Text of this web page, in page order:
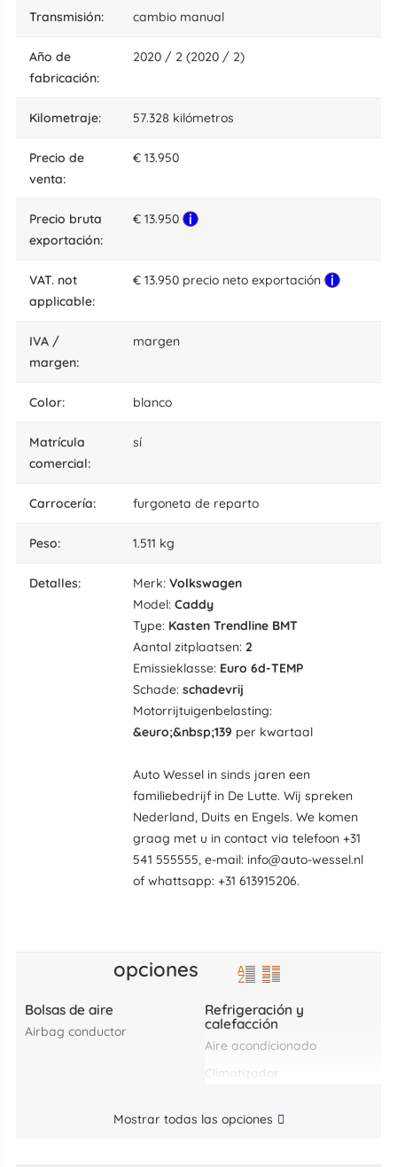
transmisión: cambio manual
año de
fabricación:
2020 / 2 (2020 / 2)
kilometraje: 57.328 kilómetros
precio de
venta:
€ 13.950
precio bruta
exportación:
€ 13.950
VAT. not
applicable:
€ 13.950 precio neto exportación
IVA /
margen:
margen
color: blanco
matrícula
comercial:
sí
carrocería: furgoneta de reparto
peso: 1.511 kg
detalles: Merk: Volkswagen
Model: Caddy
Type: Kasten Trendline BMT
Aantal zitplaatsen: 2
Emissieklasse: Euro 6d-TEMP
Schade: schadevrij
Motorrijtuigenbelasting:
&euro;&nbsp;139 per kwartaal
Auto Wessel in sinds jaren een
familiebedrijf in De Lutte. Wij spreken
Nederland, Duits en Engels. We komen
graag met u in contact via telefoon +31
541 555555, e-mail: info@auto-wessel.nl
of whattsapp: +31 613915206.
opciones
Bolsas de aire
airbag conductor
Refrigeración y
calefacción
aire acondicionado
climatizador
Mostrar todas las opciones